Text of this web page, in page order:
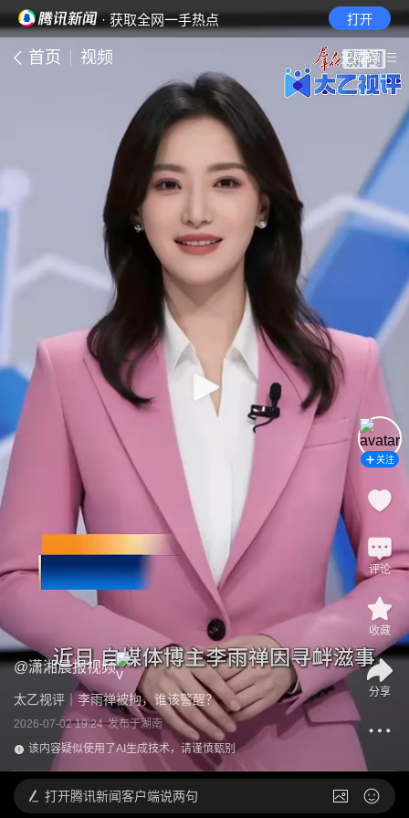
· 获取全网一手热点 打开
首页 视频 无障碍
@潇湘晨报视频
太乙视评｜李雨禅被拘，谁该警醒？
2026-07-02 19:24 发布于湖南
该内容疑似使用了AI生成技术，请谨慎甄别
关注
评论
收藏
分享
打开腾讯新闻客户端说两句